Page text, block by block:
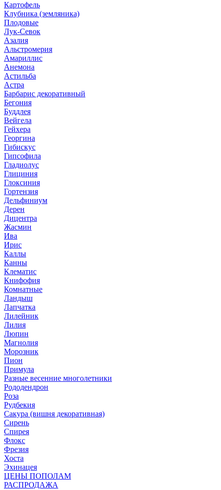
Картофель
Клубника (земляника)
Плодовые
Лук-Севок
Азалия
Альстромерия
Амариллис
Анемона
Астильба
Астра
Барбарис декоративный
Бегония
Буддлея
Вейгела
Гейхера
Георгина
Гибискус
Гипсофила
Гладиолус
Глициния
Глоксиния
Гортензия
Дельфиниум
Дерен
Дицентра
Жасмин
Ива
Ирис
Каллы
Канны
Клематис
Книфофия
Комнатные
Ландыш
Лапчатка
Лилейник
Лилия
Люпин
Магнолия
Морозник
Пион
Примула
Разные весенние многолетники
Рододендрон
Роза
Рудбекия
Сакура (вишня декоративная)
Сирень
Спирея
Флокс
Фрезия
Хоста
Эхинацея
ЦЕНЫ ПОПОЛАМ
РАСПРОДАЖА